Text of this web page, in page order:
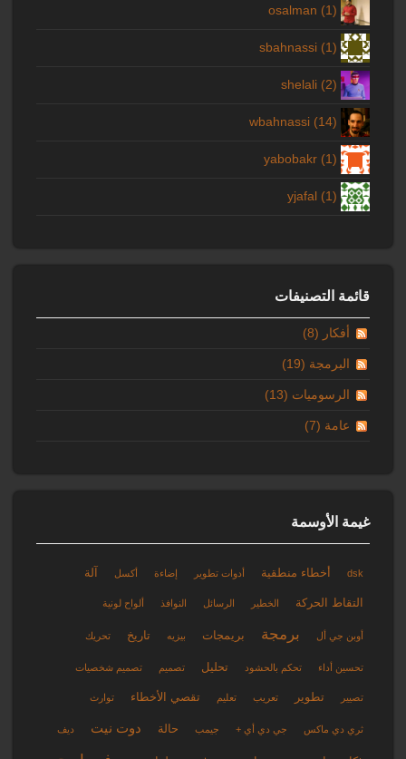
osalman (1)
sbahnassi (1)
shelali (2)
wbahnassi (14)
yabobakr (1)
yjafal (1)
قائمة التصنيفات
أفكار (8)
البرمجة (19)
الرسوميات (13)
عامة (7)
غيمة الأوسمة
dsk أخطاء منطقية أدوات تطوير إضاءة أكسل آلة
التقاط الحركة الخطير الرسائل النوافذ ألواح لونية
أوبن جي أل برمجة بريمجات بيزيه تاريخ تحريك
تحسين أداء تحكم بالحشود تحليل تصميم تصميم شخصيات
تصيير تطوير تعريب تعليم تقصي الأخطاء توارث
ثري دي ماكس جي دي أي + جيمب حالة دوت نيت ديف